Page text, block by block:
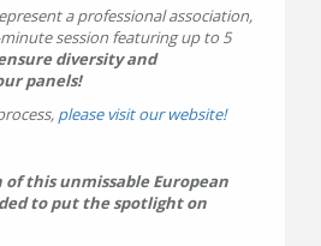
a professional association,
session featuring up to 5
diversity and
panels!
please visit our website!
this unmissable European
to put the spotlight on